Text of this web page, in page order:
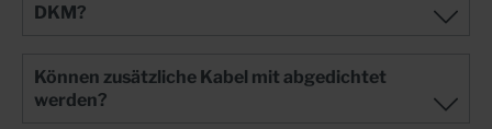
DKM?
Können zusätzliche Kabel mit abgedichtet
werden?